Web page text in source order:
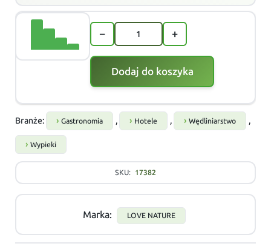
− +
Dodaj do koszyka
Branże: Gastronomia , Hotele , Wędliniarstwo ,
Wypieki
SKU: 17382
Marka: LOVE NATURE